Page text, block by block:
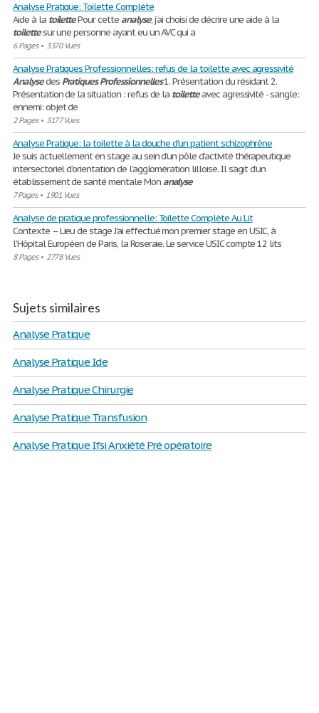
Analyse Pratique: Toilette Complète
Aide à la toilettePour cetteanalyse, j’ai choisi de décrire une aide à la
toilettesur une personne ayant eu un AVC qui a
6 Pages• 3370 Vues
Analyse Pratiques Professionnelles: refus de la toilette avec agressivité
Analysedes Pratiques Professionnelles1. Présentation du résidant 2.
Présentation de la situation : refus de la toiletteavec agressivité - sangle:
ennemi: objet de
2 Pages• 3177 Vues
Analyse Pratique: la toilette à la douche d’un patient schizophrène
Je suis actuellement en stage au sein d’un pôle d’activité thérapeutique
intersectoriel d’orientation de l’agglomération lilloise. Il s’agit d’un
établissement de santé mentale Monanalyse
7 Pages• 1901 Vues
Analyse de pratique professionnelle: Toilette Complète Au Lit
Contexte – Lieu de stage J'ai effectué mon premier stage en USIC, à
l’Hôpital Européen de Paris, la Roseraie. Le service USIC compte 12 lits
8 Pages• 2778 Vues
Sujets similaires
Analyse Pratique
Analyse Pratique Ide
Analyse Pratique Chirurgie
Analyse Pratique Transfusion
Analyse Pratique Ifsi Anxiété Pré opératoire